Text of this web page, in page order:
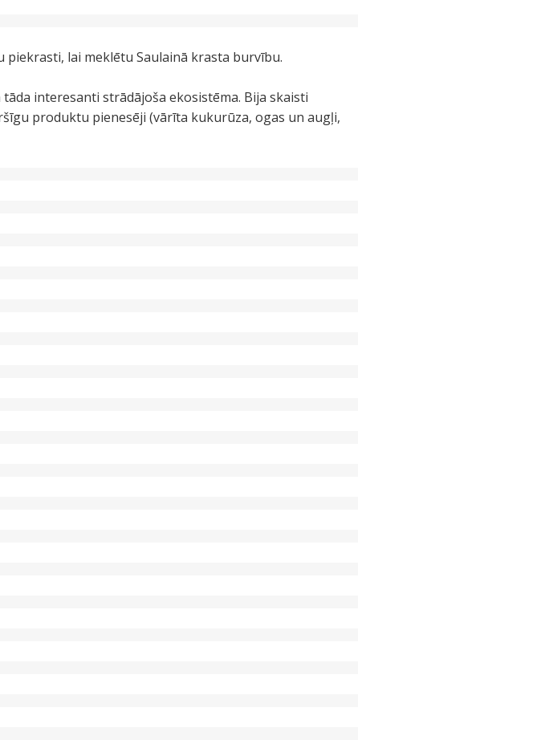
piekrasti, lai meklētu Saulainā krasta burvību.
interesanti strādājoša ekosistēma. Bija skaisti
produktu pienesēji (vārīta kukurūza, ogas un augļi,